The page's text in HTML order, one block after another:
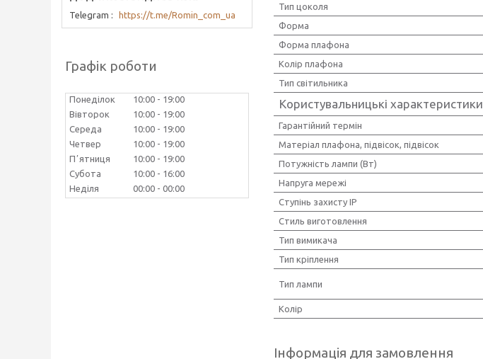
Тип цоколя
Форма
Форма плафона
Колір плафона
Тип світильника
Користувальницькі характеристики
Гарантійний термін
Матеріал плафона, підвісок, підвісок
Потужність лампи (Вт)
Напруга мережі
Ступінь захисту IP
Стиль виготовлення
Тип вимикача
Тип кріплення
Тип лампи
Колір
Інформація для замовлення
Telegram https://t.me/Romin_com_ua
Графік роботи
Понеділок 10:00
19:00
Вівторок
10:00
19:00
Середа
10:00
19:00
Четвер
10:00
19:00
Пʼятниця
10:00
19:00
Субота
10:00
16:00
Неділя
00:00 00:00